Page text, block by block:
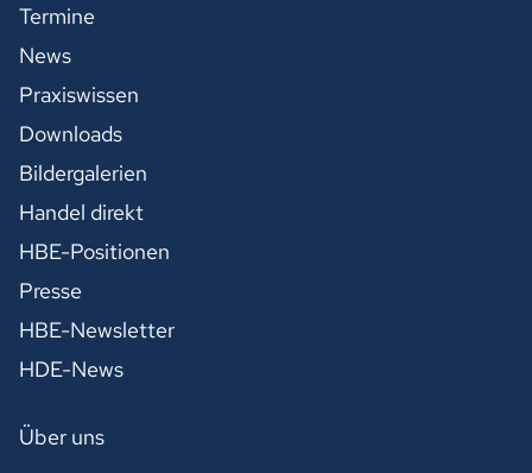
Termine
News
Praxiswissen
Downloads
Bildergalerien
Handel direkt
HBE-Positionen
Presse
HBE-Newsletter
HDE-News
Über uns